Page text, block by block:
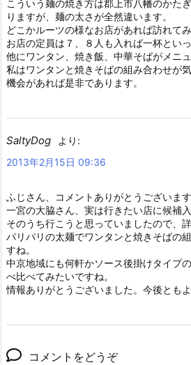
こういう麺の焼き方は郡上市八幡のかた
りますが、麺の太さが全然違います。
どこかルーツの様なお店があれば訪れてみ
お店の定員は７、８人も入れば一杯とい
他にワンタン、焼き飯、中華そばがメニュ
私はワンタンと焼きそばの組み合わせが
機会があれば是非であります。
SaltyDog
より:
2013年2月15日 09:36
ふじさん、コメントありがとうございます
一宮の大脇さん、実は行きたい店に候補
そのうち行こうと思っていましたので、
パリパリの太麺でワンタンと焼きそばの
すね。
中京地域にも何軒かソース後掛けタイプ
べ比べてみたいですね。
情報ありがとうございました。今後とも
コメントをどうぞ